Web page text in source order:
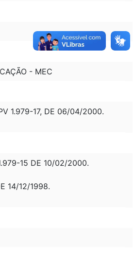
- MEC
1.979-17, DE 06/04/2000.
15 DE 10/02/2000.
14/12/1998.